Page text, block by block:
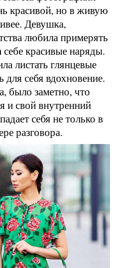
красивой, но в живую
Девушка,
любила примерять
себе красивые наряды.
листать глянцевые
себя вдохновение.
было заметно, что
и свой внутренний
себя не только в
разговора.